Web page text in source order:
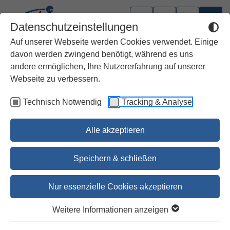
Datenschutzeinstellungen
Auf unserer Webseite werden Cookies verwendet. Einige
davon werden zwingend benötigt, während es uns
andere ermöglichen, Ihre Nutzererfahrung auf unserer
Webseite zu verbessern.
Technisch Notwendig Tracking & Analyse
Alle akzeptieren
Speichern & schließen
Nur essenzielle Cookies akzeptieren
Weitere Informationen anzeigen
Kinderbücher
Maren Briswalter
15,00 €
Jetzt vorbestellen